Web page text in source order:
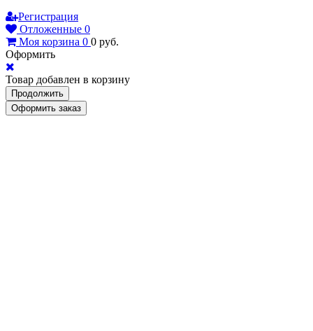
Регистрация
Отложенные 0
Моя корзина 0 0 руб.
Оформить
Товар добавлен в корзину
Продолжить
Оформить заказ